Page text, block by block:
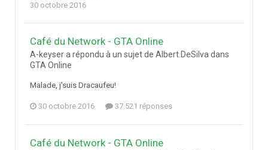
30 octobre 2016
Café du Network - GTA Online
A-keyser a répondu à un sujet de Albert.DeSilva dans
GTA Online
Malade, j'suis Dracaufeu!
30 octobre 2016 37 521 réponses
Café du Network - GTA Online